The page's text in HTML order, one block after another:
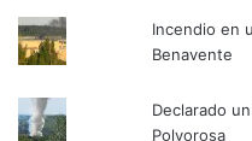
Incendio en
Benavente
Declarado
Polvorosa